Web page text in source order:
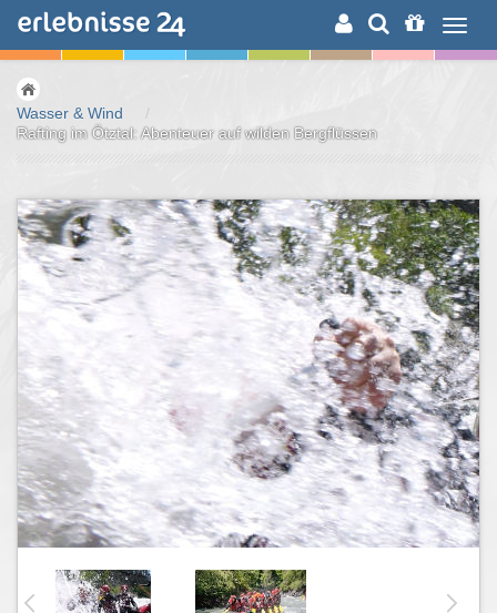
ERLEBNISSUCHE
Wasser & Wind
/
Rafting im Ötztal: Abenteuer auf wilden Bergflüssen